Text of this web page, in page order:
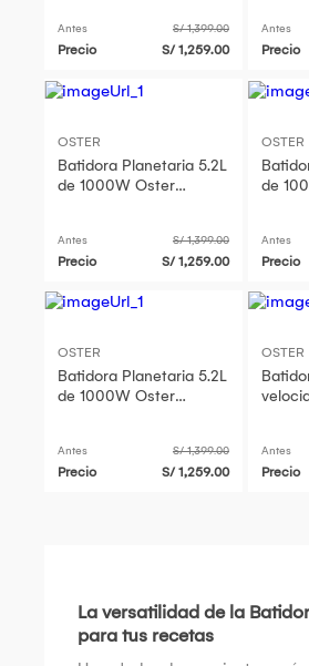
Antes S/ 1,399.00
Precio S/ 1,259.00
Antes
Precio
OSTER
Batidora Planetaria 5.2L
de 1000W Oster
Antes S/ 1,399.00
Precio S/ 1,259.00
OSTER
de
Antes
Precio
OSTER
Batidora Planetaria 5.2L
de 1000W Oster
Antes S/ 1,399.00
Precio S/ 1,259.00
OSTER
Antes
Precio
La versatilidad de la
para tus recetas